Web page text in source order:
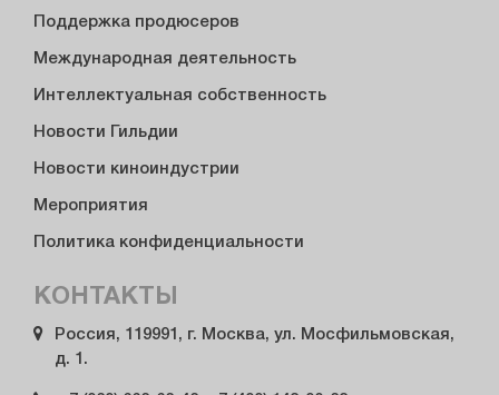
Поддержка продюсеров
Международная деятельность
Интеллектуальная собственность
Новости Гильдии
Новости киноиндустрии
Мероприятия
Политика конфиденциальности
КОНТАКТЫ
Россия, 119991, г. Москва, ул. Мосфильмовская,
д. 1.